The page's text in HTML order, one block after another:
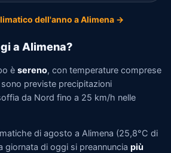
dell'anno a Alimena →
a Alimena?
è sereno, con temperature comprese
previste precipitazioni
da Nord fino a 25 km/h nelle
di agosto a Alimena (25,8°C di
giornata di oggi si preannuncia più